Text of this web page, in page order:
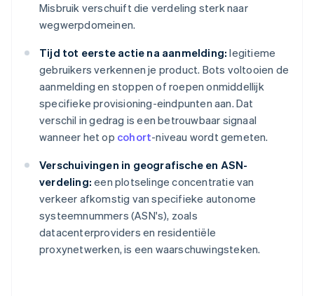
Misbruik verschuift die verdeling sterk naar
wegwerpdomeinen.
Tijd tot eerste actie na aanmelding: legitieme
gebruikers verkennen je product. Bots voltooien de
aanmelding en stoppen of roepen onmiddellijk
specifieke provisioning-eindpunten aan. Dat
verschil in gedrag is een betrouwbaar signaal
wanneer het op cohort-niveau wordt gemeten.
Verschuivingen in geografische en ASN-
verdeling: een plotselinge concentratie van
verkeer afkomstig van specifieke autonome
systeemnummers (ASN's), zoals
datacenterproviders en residentiële
proxynetwerken, is een waarschuwingsteken.